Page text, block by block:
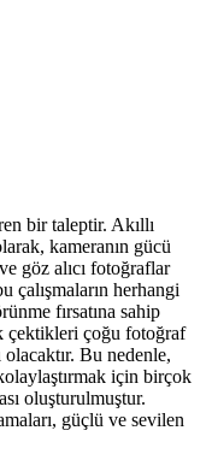
bir taleptir. Akıllı
kameranın gücü
göz alıcı fotoğraflar
çalışmaların herhangi
fırsatına sahip
çektikleri çoğu fotoğraf
Bu nedenle,
için birçok
oluşturulmuştur.
güçlü ve sevilen